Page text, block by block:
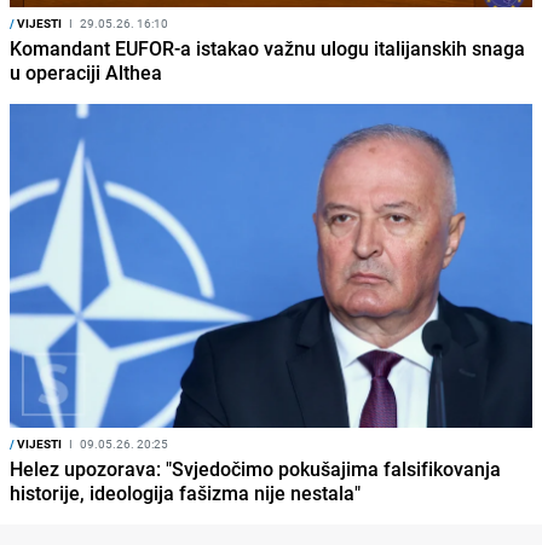
/VIJESTI I 29.05.26. 16:10
Komandant EUFOR-a istakao važnu ulogu italijanskih snaga
u operaciji Althea
/VIJESTI I 09.05.26. 20:25
Helez upozorava: "Svjedočimo pokušajima falsifikovanja
historije, ideologija fašizma nije nestala"